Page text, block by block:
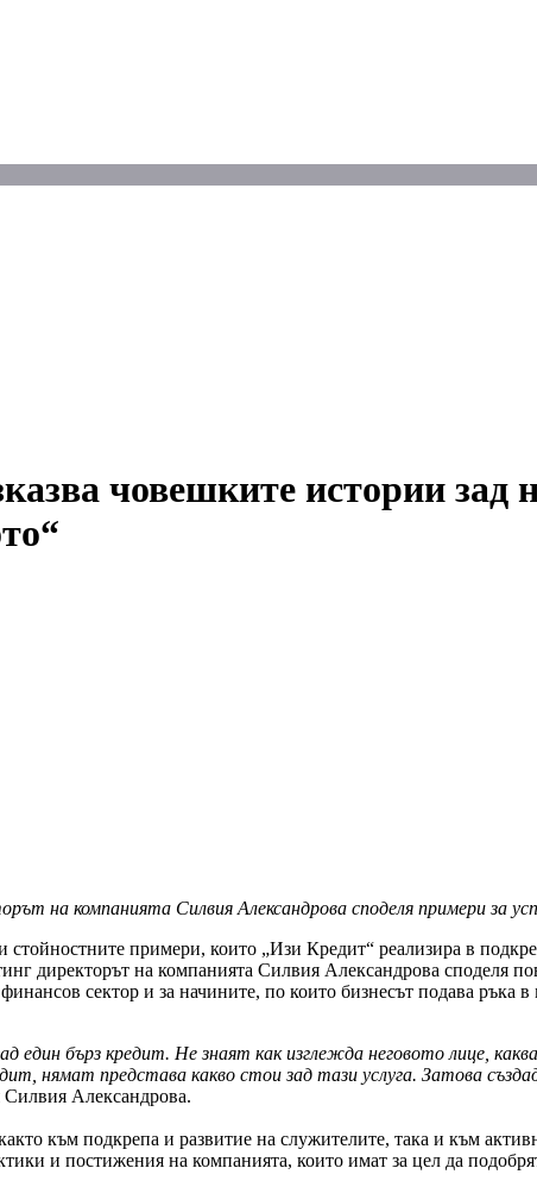
човешките истории зад
на компанията Силвия Александрова споделя примери за
стойностните примери, които „Изи Кредит“ реализира в
директорът на компанията Силвия Александрова споделя
сектор и за начините, по които бизнесът подава ръка
един бърз кредит. Не знаят как изглежда неговото лице,
нямат представа какво стои зад тази услуга. Затова
Силвия Александрова.
към подкрепа и развитие на служителите, така и към
и постижения на компанията, които имат за цел да